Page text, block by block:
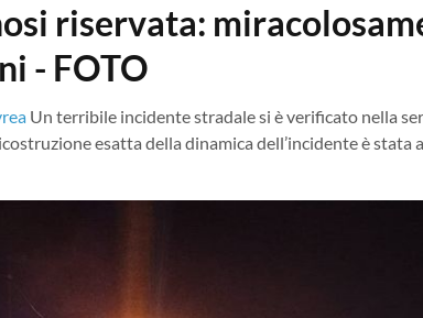
riservata:
- FOTO
Un terribile incidente stradale si è verificato nella
esatta della dinamica dell’incidente è